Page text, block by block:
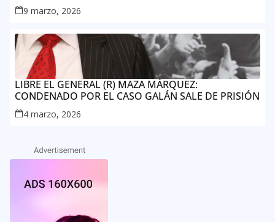
9 marzo, 2026
LIBRE EL GENERAL (R) MAZA MÁRQUEZ:
CONDENADO POR EL CASO GALÁN SALE DE PRISIÓN
4 marzo, 2026